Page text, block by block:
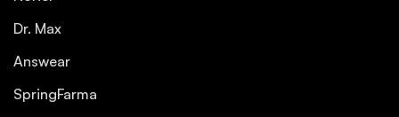
Dr. Max
Answear
SpringFarma